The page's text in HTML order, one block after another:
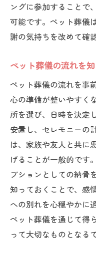
ングに参加することで
可能です。ペット葬儀
謝の気持ちを改めて確
ペット葬儀の流れを知
ペット葬儀の流れを事
心の準備が整いやすく
所を選び、日時を決定
安置し、セレモニーの
は、家族や友人と共に
げることが一般的です
プションとしての納骨
知っておくことで、感
への別れを心穏やかに
ペット葬儀を通じて得
って大切なものとなる